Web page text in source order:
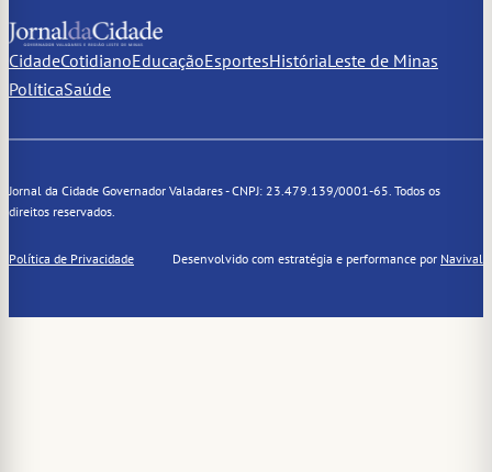
CidadeCotidianoEducaçãoEsportesHistóriaLeste de Minas
PolíticaSaúde
Jornal da Cidade Governador Valadares - CNPJ: 23.479.139/0001-65. Todos os
direitos reservados.
Política de Privacidade Desenvolvido com estratégia e performance por Navival